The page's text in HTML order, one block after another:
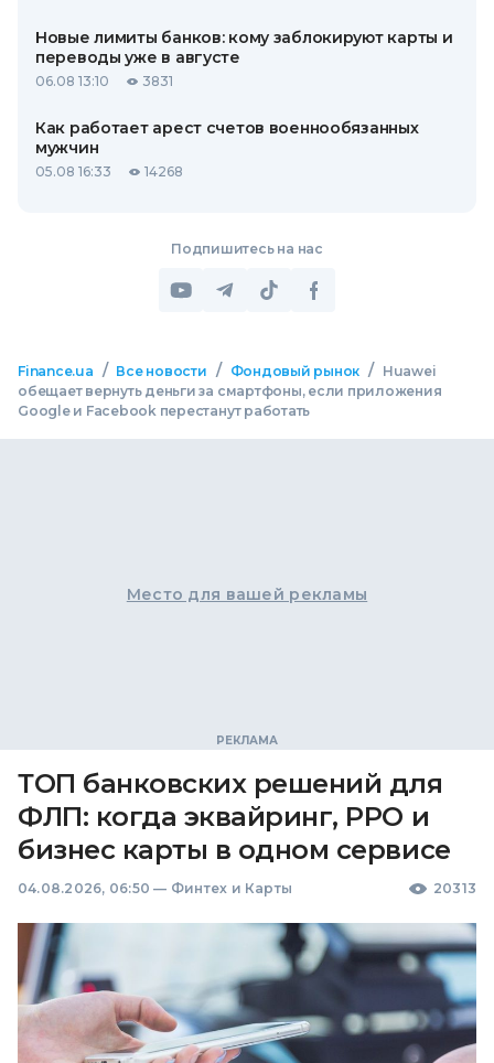
Новые лимиты банков: кому заблокируют карты и
переводы уже в августе
06.08 13:10 3831
Как работает арест счетов военнообязанных
мужчин
05.08 16:33 14268
Подпишитесь на нас
Finance.ua / Все новости / Фондовый рынок /
Huawei
обещает вернуть деньги за смартфоны, если приложения
Google и Facebook перестанут работать
Место для вашей рекламы
ТОП банковских решений для
ФЛП: когда эквайринг, РРО и
бизнес карты в одном сервисе
04.08.2026, 06:50 — Финтех и Карты 20313